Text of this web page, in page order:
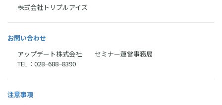
株式会社トリプルアイズ
お問い合わせ
アップデート株式会社 セミナー運営事務局
TEL：028−688−8390
注意事項